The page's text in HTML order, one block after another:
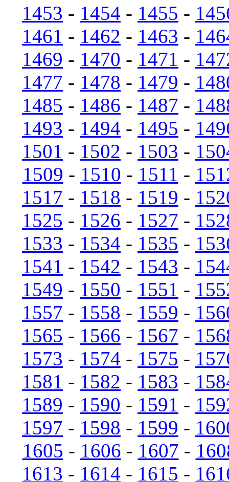
1453 - 1454 - 1455 -
1461 - 1462 - 1463 -
1469 - 1470 - 1471 -
1477 - 1478 - 1479 -
1485 - 1486 - 1487 -
1493 - 1494 - 1495 -
1501 - 1502 - 1503 -
1509 - 1510 - 1511 -
1517 - 1518 - 1519 -
1525 - 1526 - 1527 -
1533 - 1534 - 1535 -
1541 - 1542 - 1543 -
1549 - 1550 - 1551 -
1557 - 1558 - 1559 -
1565 - 1566 - 1567 -
1573 - 1574 - 1575 -
1581 - 1582 - 1583 -
1589 - 1590 - 1591 -
1597 - 1598 - 1599 -
1605 - 1606 - 1607 -
1613 - 1614 - 1615 -